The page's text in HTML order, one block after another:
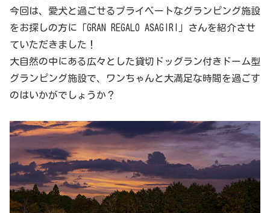
今回は、愛犬と過ごせるプライベートなグランピング施設
をお探しの方に「GRAN REGALO ASAGIRI」さんを紹介させ
ていただきました！
大自然の中にある広々とした貸切ドッグラン付きドーム型
グランピング施設で、ワンちゃんと大満足な時間を過ごす
のはいかがでしょうか？